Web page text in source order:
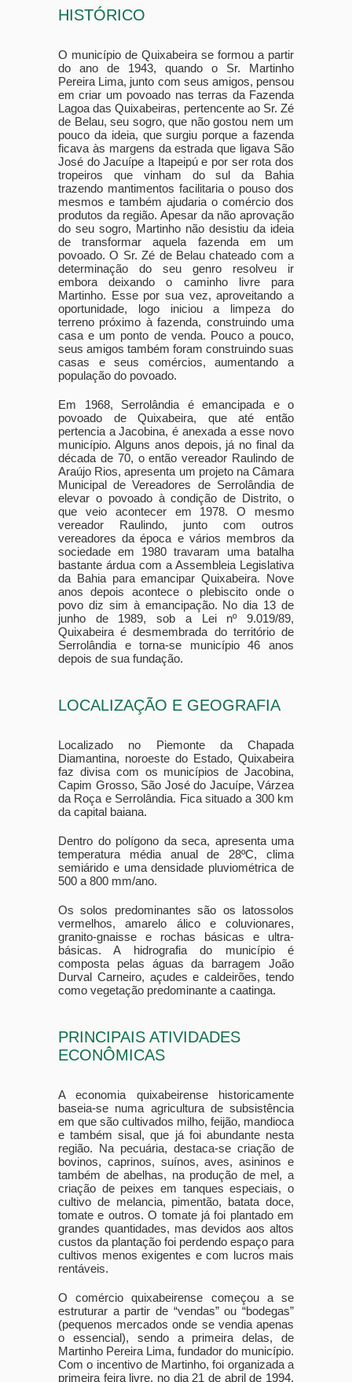
HISTÓRICO
O município de Quixabeira se formou a partir
do ano de 1943, quando o Sr. Martinho
Pereira Lima, junto com seus amigos, pensou
em criar um povoado nas terras da Fazenda
Lagoa das Quixabeiras, pertencente ao Sr. Zé
de Belau, seu sogro, que não gostou nem um
pouco da ideia, que surgiu porque a fazenda
ficava às margens da estrada que ligava São
José do Jacuípe a Itapeipú e por ser rota dos
tropeiros que vinham do sul da Bahia
trazendo mantimentos facilitaria o pouso dos
mesmos e também ajudaria o comércio dos
produtos da região. Apesar da não aprovação
do seu sogro, Martinho não desistiu da ideia
de transformar aquela fazenda em um
povoado. O Sr. Zé de Belau chateado com a
determinação do seu genro resolveu ir
embora deixando o caminho livre para
Martinho. Esse por sua vez, aproveitando a
oportunidade, logo iniciou a limpeza do
terreno próximo à fazenda, construindo uma
casa e um ponto de venda. Pouco a pouco,
seus amigos também foram construindo suas
casas e seus comércios, aumentando a
população do povoado.
Em 1968, Serrolândia é emancipada e o
povoado de Quixabeira, que até então
pertencia a Jacobina, é anexada a esse novo
município. Alguns anos depois, já no final da
década de 70, o então vereador Raulindo de
Araújo Rios, apresenta um projeto na Câmara
Municipal de Vereadores de Serrolândia de
elevar o povoado à condição de Distrito, o
que veio acontecer em 1978. O mesmo
vereador Raulindo, junto com outros
vereadores da época e vários membros da
sociedade em 1980 travaram uma batalha
bastante árdua com a Assembleia Legislativa
da Bahia para emancipar Quixabeira. Nove
anos depois acontece o plebiscito onde o
povo diz sim à emancipação. No dia 13 de
junho de 1989, sob a Lei nº 9.019/89,
Quixabeira é desmembrada do território de
Serrolândia e torna-se município 46 anos
depois de sua fundação.
LOCALIZAÇÃO E GEOGRAFIA
Localizado no Piemonte da Chapada
Diamantina, noroeste do Estado, Quixabeira
faz divisa com os municípios de Jacobina,
Capim Grosso, São José do Jacuípe, Várzea
da Roça e Serrolândia. Fica situado a 300 km
da capital baiana.
Dentro do polígono da seca, apresenta uma
temperatura média anual de 28ºC, clima
semiárido e uma densidade pluviométrica de
500 a 800 mm/ano.
Os solos predominantes são os latossolos
vermelhos, amarelo álico e coluvionares,
granito-gnaisse e rochas básicas e ultra-
básicas. A hidrografia do município é
composta pelas águas da barragem João
Durval Carneiro, açudes e caldeirões, tendo
como vegetação predominante a caatinga.
PRINCIPAIS ATIVIDADES
ECONÔMICAS
A economia quixabeirense historicamente
baseia-se numa agricultura de subsistência
em que são cultivados milho, feijão, mandioca
e também sisal, que já foi abundante nesta
região. Na pecuária, destaca-se criação de
bovinos, caprinos, suínos, aves, asininos e
também de abelhas, na produção de mel, a
criação de peixes em tanques especiais, o
cultivo de melancia, pimentão, batata doce,
tomate e outros. O tomate já foi plantado em
grandes quantidades, mas devidos aos altos
custos da plantação foi perdendo espaço para
cultivos menos exigentes e com lucros mais
rentáveis.
O comércio quixabeirense começou a se
estruturar a partir de “vendas” ou “bodegas”
(pequenos mercados onde se vendia apenas
o essencial), sendo a primeira delas, de
Martinho Pereira Lima, fundador do município.
Com o incentivo de Martinho, foi organizada a
primeira feira livre, no dia 21 de abril de 1994,